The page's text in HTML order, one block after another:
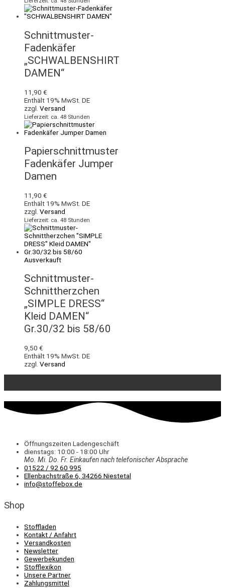
Schnittmuster-
Fadenkäfer
„SCHWALBENSHIRT
DAMEN“
11,90 €
Enthält 19% MwSt. DE
zzgl. Versand
Lieferzeit: ca. 48 Stunden
Papierschnittmuster
Fadenkäfer Jumper
Damen
11,90 €
Enthält 19% MwSt. DE
zzgl. Versand
Lieferzeit: ca. 48 Stunden
Ausverkauft
Schnittmuster-
Schnittherzchen
„SIMPLE DRESS“
Kleid DAMEN“
Gr.30/32 bis 58/60
9,50 €
Enthält 19% MwSt. DE
zzgl. Versand
Öffnungszeiten Ladengeschäft
dienstags: 10:00 - 18:00 Uhr
Mo. Mi. Do. Fr. Einkaufennach telefonischer Absprache
01522 / 92 60 995
Ellenbachstraße 6, 34266 Niestetal
info@stoffebox.de
Shop
Stoffladen
Kontakt / Anfahrt
Versandkosten
Newsletter
Gewerbekunden
Stofflexikon
Unsere Partner
Zahlungsmittel